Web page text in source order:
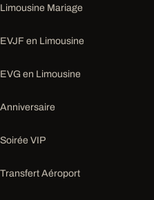
Limousine Mariage
EVJF en Limousine
EVG en Limousine
Anniversaire
Soirée VIP
Transfert Aéroport